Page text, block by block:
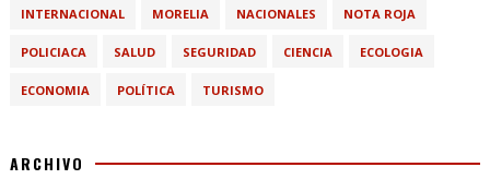
INTERNACIONAL MORELIA NACIONALES NOTA ROJA
POLICIACA SALUD SEGURIDAD CIENCIA ECOLOGIA
ECONOMIA POLÍTICA TURISMO
ARCHIVO